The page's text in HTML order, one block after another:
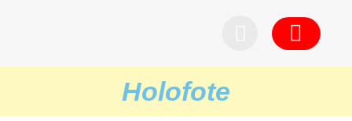
Holofote